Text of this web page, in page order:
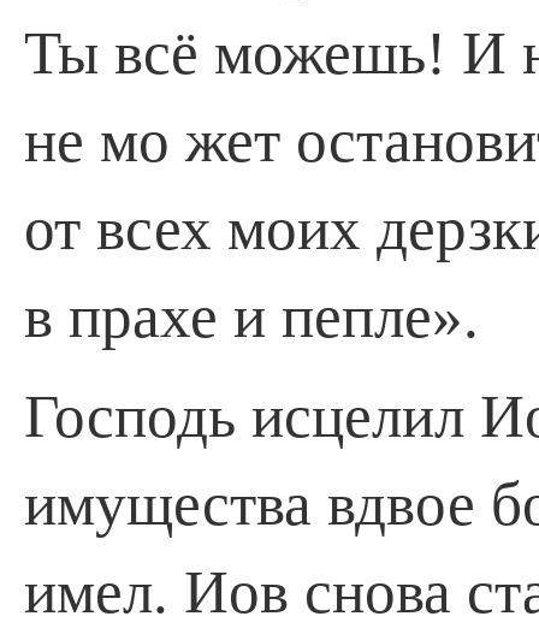
Ты всё можешь! И
не мо­ жет
от всех моих
в пра­хе и пепле».
Господь исцелил
имущества вдвое
имел. Иов снова